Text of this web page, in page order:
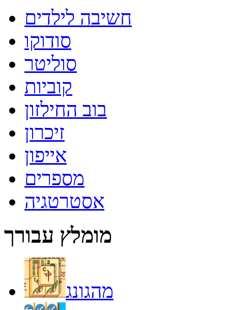
חשיבה לילדים
סודוקו
סוליטר
קוביות
בוב החילזון
זיכרון
אייפון
מספרים
אסטרטגיה
מומלץ עבורך
מהגונג